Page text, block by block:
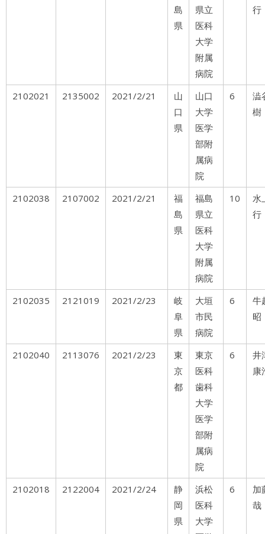
島
県
県立
医科
大学
附属
病院
行
2102021 2135002 2021/2/21
山
口
県
山口
大学
医学
部附
属病
院
6
澁
樹
2102038 2107002 2021/2/21
福
島
県
福島
県立
医科
大学
附属
病院
10
水
行
2102035 2121019 2021/2/23
岐
阜
県
大垣
市民
病院
6
牛
昭
2102040 2113076 2021/2/23
東
京
都
東京
医科
歯科
大学
医学
部附
属病
院
6
井
康
2102018 2122004 2021/2/24
静
岡
県
浜松
医科
大学
6
加
哉